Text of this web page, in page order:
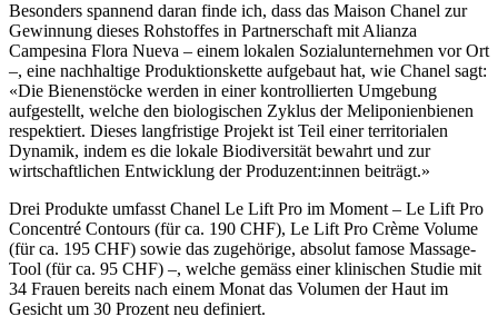
Besonders spannend daran finde ich, dass das Maison Chanel zur
Gewinnung dieses Rohstoffes in Partnerschaft mit Alianza
Campesina Flora Nueva – einem lokalen Sozialunternehmen vor Ort
–, eine nachhaltige Produktionskette aufgebaut hat, wie Chanel sagt:
«Die Bienenstöcke werden in einer kontrollierten Umgebung
aufgestellt, welche den biologischen Zyklus der Meliponienbienen
respektiert. Dieses langfristige Projekt ist Teil einer territorialen
Dynamik, indem es die lokale Biodiversität bewahrt und zur
wirtschaftlichen Entwicklung der Produzent:innen beiträgt.»
Drei Produkte umfasst Chanel Le Lift Pro im Moment – Le Lift Pro
Concentré Contours (für ca. 190 CHF), Le Lift Pro Crème Volume
(für ca. 195 CHF) sowie das zugehörige, absolut famose Massage-
Tool (für ca. 95 CHF) –, welche gemäss einer klinischen Studie mit
34 Frauen bereits nach einem Monat das Volumen der Haut im
Gesicht um 30 Prozent neu definiert.